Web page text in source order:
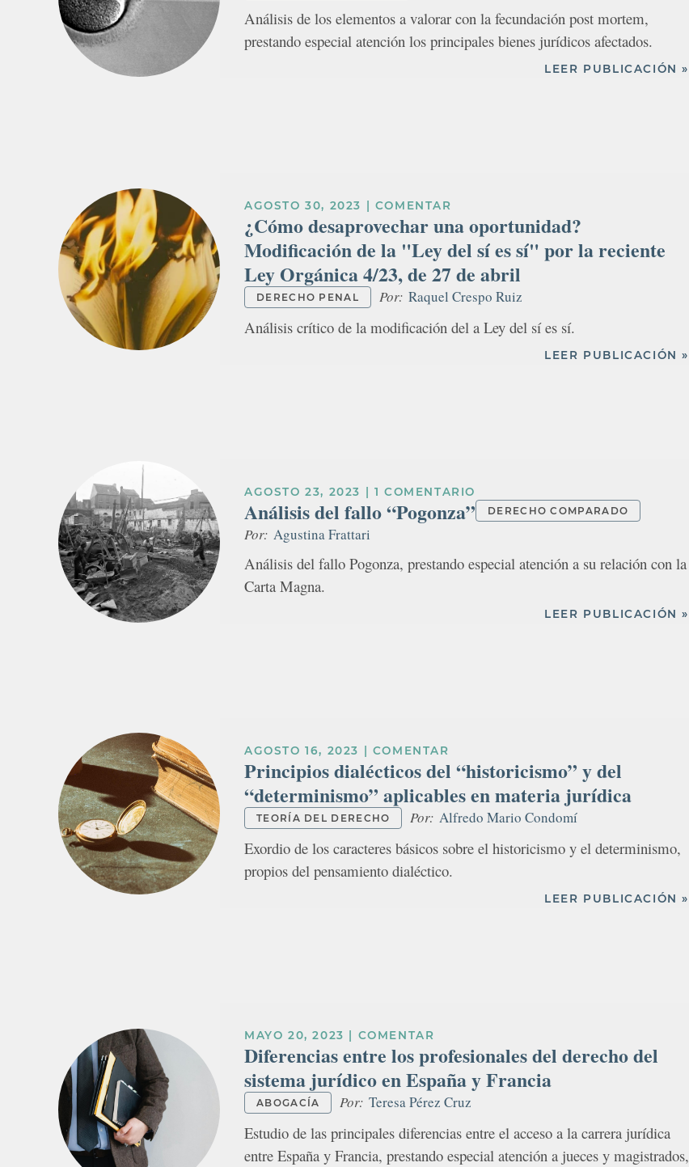
Análisis de los elementos a valorar con la fecundación post mortem,
prestando especial atención los principales bienes jurídicos afectados.
LEER PUBLICACIÓN »
AGOSTO 30, 2023 COMENTAR
¿Cómo desaprovechar una oportunidad?
Modificación de la "Ley del sí es sí" por la reciente
Ley Orgánica 4/23, de 27 de abril
DERECHO PENAL Por: Raquel Crespo Ruiz
Análisis crítico de la modificación del a Ley del sí es sí.
LEER PUBLICACIÓN »
AGOSTO 23, 2023 1 COMENTARIO
Análisis del fallo “Pogonza” DERECHO COMPARADO
Por: Agustina Frattari
Análisis del fallo Pogonza, prestando especial atención a su relación con la
Carta Magna.
LEER PUBLICACIÓN »
AGOSTO 16, 2023 COMENTAR
Principios dialécticos del “historicismo” y del
“determinismo” aplicables en materia jurídica
TEORÍA DEL DERECHO Por:Alfredo Mario Condomí
Exordio de los caracteres básicos sobre el historicismo y el determinismo,
propios del pensamiento dialéctico.
LEER PUBLICACIÓN »
MAYO 20, 2023 COMENTAR
Diferencias entre los profesionales del derecho del
sistema jurídico en España y Francia
ABOGACÍA Por:Teresa Pérez Cruz
Estudio de las principales diferencias entre el acceso a la carrera jurídica
entre España y Francia, prestando especial atención a jueces y magistrados,